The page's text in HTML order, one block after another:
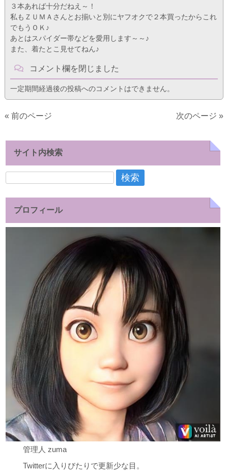
３本あれば十分だねえ～！
私もＺＵＭＡさんとお揃いと別にヤフオクで２本買ったからこれ
でもうＯＫ♪
あとはスパイダー帯などを愛用します～～♪
また、着たとこ見せてねん♪
コメント欄を閉じました
一定期間経過後の投稿へのコメントはできません。
« 前のページ 次のページ »
サイト内検索
検
プロフィール
管理人 zuma
Twitterに入りびたりで更新少な目。